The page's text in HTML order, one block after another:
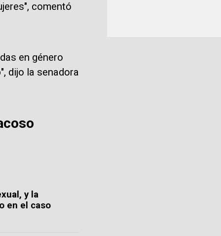
comentó
en género
", dijo la senadora
y la
en el caso